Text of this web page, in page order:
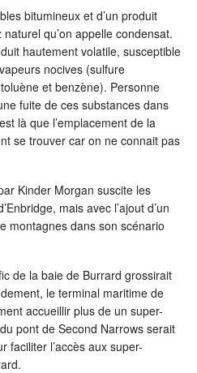
bitumineux et d’un produit
qu’on appelle condensat.
hautement volatile, susceptible
nocives (sulfure
et benzène). Personne
fuite de ces substances dans
là que l’emplacement de la
se trouver car on ne connait pas
Kinder Morgan suscite les
mais avec l’ajout d’un
montagnes dans son scénario
de la baie de Burrard grossirait
le terminal maritime de
accueillir plus de un super-
pont de Second Narrows serait
faciliter l’accès aux super-